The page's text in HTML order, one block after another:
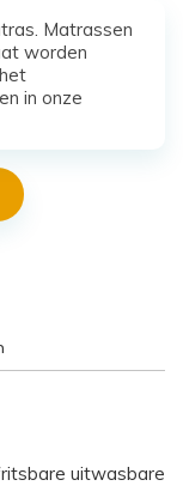
Matrassen
worden
in onze
uitwasbare